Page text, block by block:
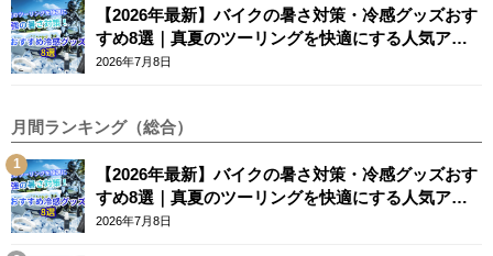
【2026年最新】バイクの暑さ対策・冷感グッズおす
すめ8選｜真夏のツーリングを快適にする人気アイ
テム
2026年7月8日
月間ランキング（総合）
【2026年最新】バイクの暑さ対策・冷感グッズおす
すめ8選｜真夏のツーリングを快適にする人気アイ
テム
2026年7月8日